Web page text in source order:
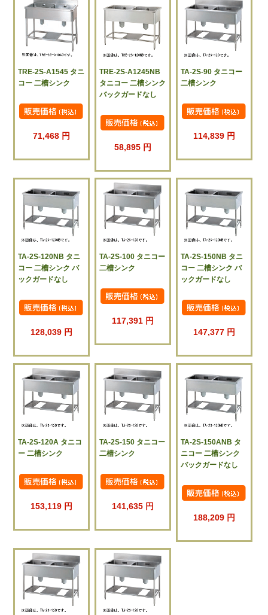
TRE-2S-A1545 タニ
コー 二槽シンク
71,468 円
TRE-2S-A1245NB
タニコー 二槽シンク
バックガードなし
58,895 円
TA-2S-90 タニコー
二槽シンク
114,839 円
TA-2S-120NB タニ
コー 二槽シンク バ
ックガードなし
128,039 円
TA-2S-100 タニコー
二槽シンク
117,391 円
TA-2S-150NB タニ
コー 二槽シンク バ
ックガードなし
147,377 円
TA-2S-120A タニコ
ー 二槽シンク
153,119 円
TA-2S-150 タニコー
二槽シンク
141,635 円
TA-2S-150ANB タ
ニコー 二槽シンク
バックガードなし
188,209 円